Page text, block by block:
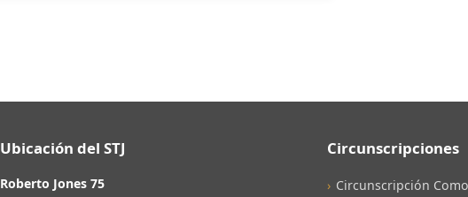
Ubicación del STJ
Roberto Jones 75
Circunscripciones
Circunscripción